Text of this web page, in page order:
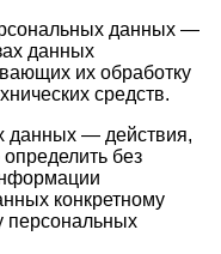
данных —
данных
их обработку
средств.
данных — действия,
без
конкретному
персональных